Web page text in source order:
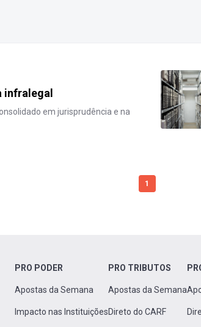
em jurisprudência e na
1
PRO PODER
Apostas da Semana
Impacto nas Instituições
PRO TRIBUTOS
Apostas da Semana
Direto do CARF